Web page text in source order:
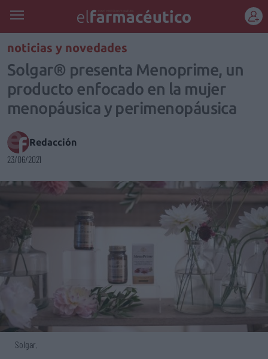
REGÍSTRATE
noticias y novedades
Solgar® presenta Menoprime, un
producto enfocado en la mujer
menopáusica y perimenopáusica
Redacción
23/06/2021
Solgar.